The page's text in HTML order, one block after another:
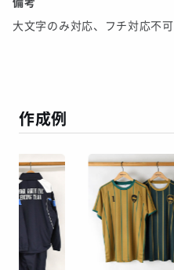
大文字のみ対応、フチ対応不可
作成例